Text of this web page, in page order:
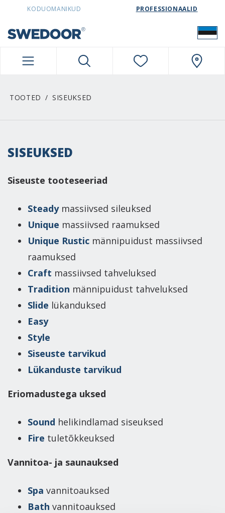
SWEDOORESTONIA NAVIGATION
KODUOMANIKUD PROFESSIONAALID
TOOTED SISEUKSED
SISEUKSED
Siseuste tooteseeriad
Steady massiivsed sileuksed
Unique massiivsed raamuksed
Unique Rustic männipuidust massiivsed
raamuksed
Craft massiivsed tahveluksed
Tradition männipuidust tahveluksed
Slide lükanduksed
Easy
Style
Siseuste tarvikud
Lükanduste tarvikud
Eriomadustega uksed
Sound helikindlamad siseuksed
Fire tuletõkkeuksed
Vannitoa- ja saunauksed
Spa vannitoauksed
Bath vannitoauksed